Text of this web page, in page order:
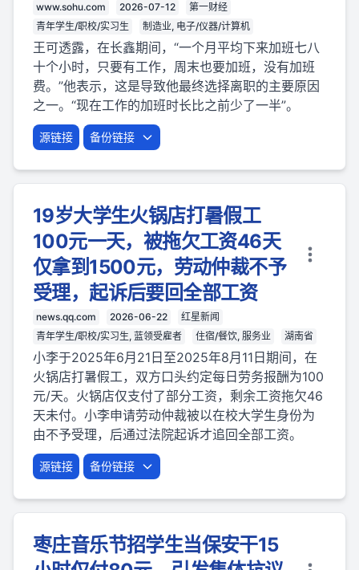
www.sohu.com 2026-07-12
第一财经
青年学生/职校/实习生
制造业, 电子/仪器/计算机
王可透露，在长鑫期间，“一个月平均下来加班七八
十个小时，只要有工作，周末也要加班，没有加班
费。”他表示，这是导致他最终选择离职的主要原因
之一。“现在工作的加班时长比之前少了一半”。
源链接 备份链接
19岁大学生火锅店打暑假工
100元一天，被拖欠工资46天
仅拿到1500元，劳动仲裁不予
受理，起诉后要回全部工资
news.qq.com 2026-06-22
红星新闻
青年学生/职校/实习生, 蓝领受雇者
住宿/餐饮, 服务业 湖南省
小李于2025年6月21日至2025年8月11日期间，在
火锅店打暑假工，双方口头约定每日劳务报酬为100
元/天。火锅店仅支付了部分工资，剩余工资拖欠46
天未付。小李申请劳动仲裁被以在校大学生身份为
由不予受理，后通过法院起诉才追回全部工资。
源链接 备份链接
枣庄音乐节招学生当保安干15